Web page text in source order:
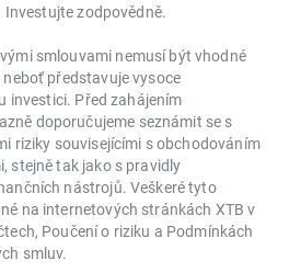
zodpovědně.
smlouvami nemusí být vhodné
představuje vysoce
investici. Před zahájením
doporučujeme seznámit se s
riziky souvisejícími s obchodováním
stejně tak jako s pravidly
nástrojů. Veškeré tyto
na internetových stránkách XTB v
Poučení o riziku a Podmínkách
smluv.